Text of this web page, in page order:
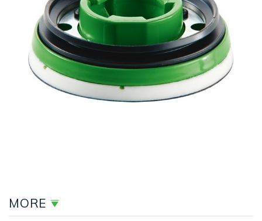
MORE